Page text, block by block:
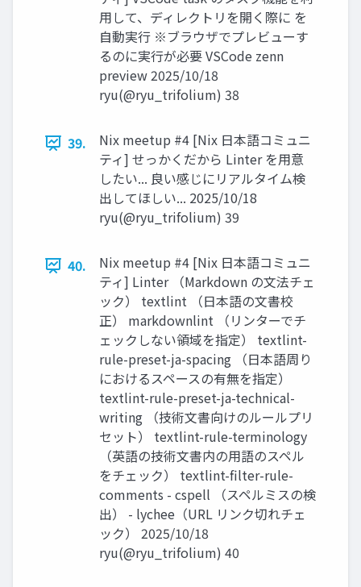
用して、ディレクトリを開く際に を
自動実行 ※ブラウザでプレビューす
るのに実行が必要 VSCode zenn
preview 2025/10/18
ryu(@ryu_trifolium) 38
39.
Nix meetup #4 [Nix 日本語コミュニ
ティ] せっかくだから Linter を用意
したい... 良い感じにリアルタイム検
出してほしい... 2025/10/18
ryu(@ryu_trifolium) 39
40.
Nix meetup #4 [Nix 日本語コミュニ
ティ] Linter （Markdown の文法チェ
ック） textlint （日本語の文書校
正） markdownlint （リンターでチ
ェックしない領域を指定） textlint-
rule-preset-ja-spacing （日本語周り
におけるスペースの有無を指定）
textlint-rule-preset-ja-technical-
writing （技術文書向けのルールプリ
セット） textlint-rule-terminology
（英語の技術文書内の用語のスペル
をチェック） textlint-filter-rule-
comments - cspell （スペルミスの検
出） - lychee（URL リンク切れチェ
ック） 2025/10/18
ryu(@ryu_trifolium) 40